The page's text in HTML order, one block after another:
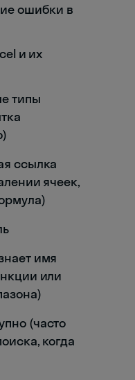
ошибки в
и их
типы
ссылка
ячеек,
имя
или
(часто
когда